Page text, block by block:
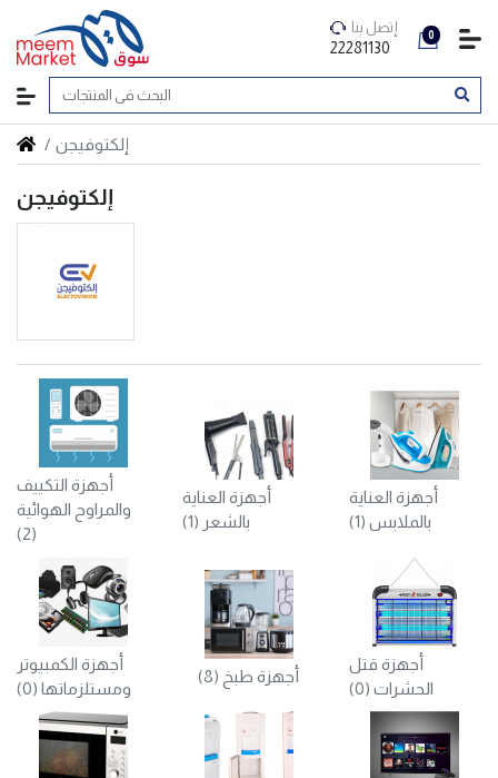
إتصل بنا
22281130
0
إلكتوفيجن
إلكتوفيجن
أجهزة التكييف
والمراوح الهوائية
(2)
أجهزة العناية
بالشعر (1)
أجهزة العناية
بالملابس (1)
أجهزة الكمبيوتر
ومستلزماتها (0)
أجهزة طبخ (8)
أجهزة قتل
الحشرات (0)